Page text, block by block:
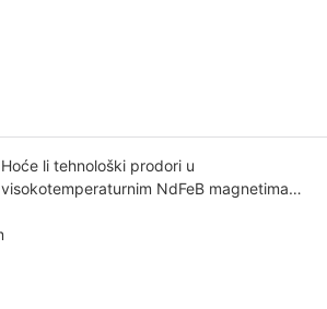
Hoće li tehnološki prodori u
visokotemperaturnim NdFeB magnetima
na visokim temperaturama? Komparativna